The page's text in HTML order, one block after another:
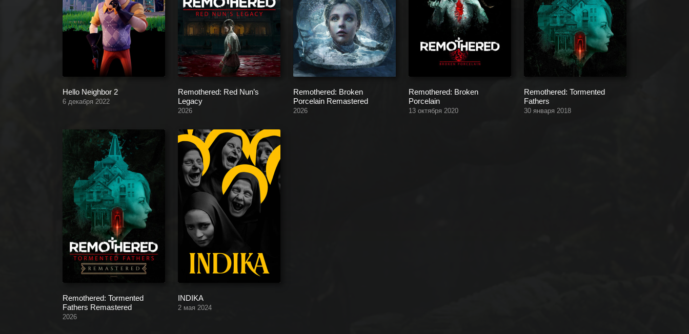
Hello Neighbor 2
6 декабря 2022
Remothered: Red Nun’s
Legacy
2026
Remothered: Broken
Porcelain Remastered
2026
Remothered: Broken
Porcelain
13 октября 2020
Remothered: Tormented
Fathers
30 января 2018
Remothered: Tormented
Fathers Remastered
2026
INDIKA
2 мая 2024